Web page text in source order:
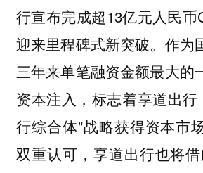
行宣布完成超13亿元人民币
迎来里程碑式新突破。作为
三年来单笔融资金额最大的
资本注入，标志着享道出行
行综合体”战略获得资本市
双重认可，享道出行也将